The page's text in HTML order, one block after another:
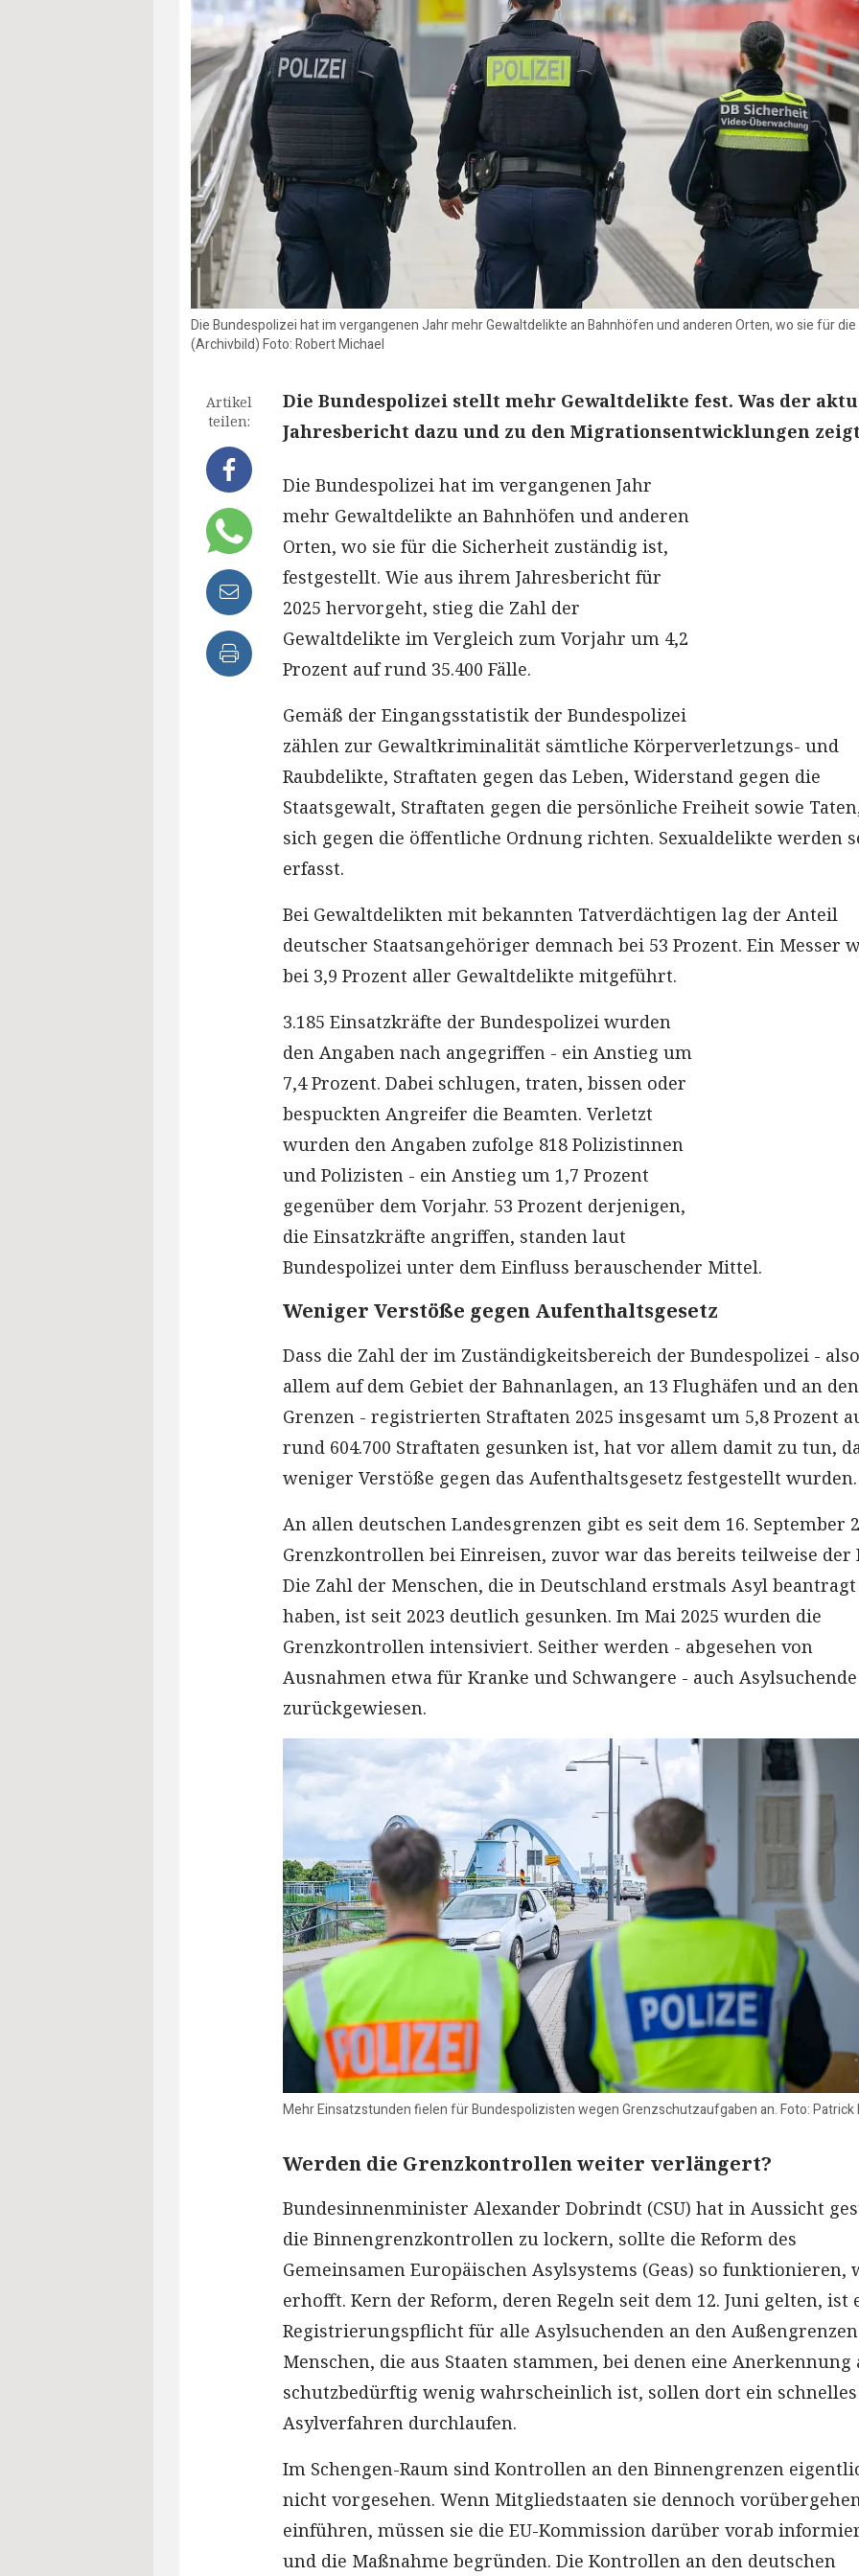
Die Bundespolizei hat im vergangenen Jahr mehr Gewaltdelikte an Bahnhöfen und anderen Orten, wo sie für
(Archivbild) Foto: Robert Michael
Artikel
teilen:
Die Bundespolizei stellt mehr Gewaltdelikte fest. Was der
Jahresbericht dazu und zu den Migrationsentwicklungen
Die Bundespolizei hat im vergangenen Jahr
mehr Gewaltdelikte an Bahnhöfen und anderen
Orten, wo sie für die Sicherheit zuständig ist,
festgestellt. Wie aus ihrem Jahresbericht für
2025 hervorgeht, stieg die Zahl der
Gewaltdelikte im Vergleich zum Vorjahr um 4,2
Prozent auf rund 35.400 Fälle.
Gemäß der Eingangsstatistik der Bundespolizei
zählen zur Gewaltkriminalität sämtliche Körperverletzungs- und
Raubdelikte, Straftaten gegen das Leben, Widerstand gegen die
Staatsgewalt, Straftaten gegen die persönliche Freiheit sowie
sich gegen die öffentliche Ordnung richten. Sexualdelikte werden
erfasst.
Bei Gewaltdelikten mit bekannten Tatverdächtigen lag der Anteil
deutscher Staatsangehöriger demnach bei 53 Prozent. Ein Messer
bei 3,9 Prozent aller Gewaltdelikte mitgeführt.
3.185 Einsatzkräfte der Bundespolizei wurden
den Angaben nach angegriffen - ein Anstieg um
7,4 Prozent. Dabei schlugen, traten, bissen oder
bespuckten Angreifer die Beamten. Verletzt
wurden den Angaben zufolge 818 Polizistinnen
und Polizisten - ein Anstieg um 1,7 Prozent
gegenüber dem Vorjahr. 53 Prozent derjenigen,
die Einsatzkräfte angriffen, standen laut
Bundespolizei unter dem Einfluss berauschender Mittel.
Weniger Verstöße gegen Aufenthaltsgesetz
Dass die Zahl der im Zuständigkeitsbereich der Bundespolizei -
allem auf dem Gebiet der Bahnanlagen, an 13 Flughäfen und an den
Grenzen - registrierten Straftaten 2025 insgesamt um 5,8 Prozent
rund 604.700 Straftaten gesunken ist, hat vor allem damit zu tun,
weniger Verstöße gegen das Aufenthaltsgesetz festgestellt wurden.
An allen deutschen Landesgrenzen gibt es seit dem 16. September
Grenzkontrollen bei Einreisen, zuvor war das bereits teilweise der
Die Zahl der Menschen, die in Deutschland erstmals Asyl beantragt
haben, ist seit 2023 deutlich gesunken. Im Mai 2025 wurden die
Grenzkontrollen intensiviert. Seither werden - abgesehen von
Ausnahmen etwa für Kranke und Schwangere - auch Asylsuchende
zurückgewiesen.
Mehr Einsatzstunden fielen für Bundespolizisten wegen Grenzschutzaufgaben an. Foto: Patrick
Werden die Grenzkontrollen weiter verlängert?
Bundesinnenminister Alexander Dobrindt (CSU) hat in Aussicht
die Binnengrenzkontrollen zu lockern, sollte die Reform des
Gemeinsamen Europäischen Asylsystems (Geas) so funktionieren,
erhofft. Kern der Reform, deren Regeln seit dem 12. Juni gelten, ist
Registrierungspflicht für alle Asylsuchenden an den
Menschen, die aus Staaten stammen, bei denen eine Anerkennung
schutzbedürftig wenig wahrscheinlich ist, sollen dort ein schnelles
Asylverfahren durchlaufen.
Im Schengen-Raum sind Kontrollen an den Binnengrenzen
nicht vorgesehen. Wenn Mitgliedstaaten sie dennoch
einführen, müssen sie die EU-Kommission darüber vorab
und die Maßnahme begründen. Die Kontrollen an den deutschen